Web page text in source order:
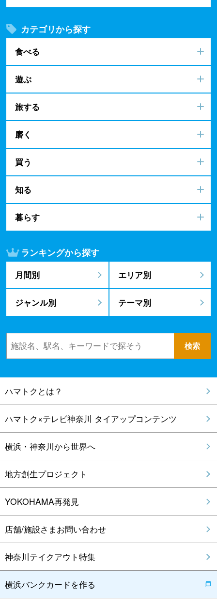
カテゴリから探す
食べる
遊ぶ
旅する
磨く
買う
知る
暮らす
ランキングから探す
月間別 エリア別
ジャンル別 テーマ別
ハマトクとは？
ハマトク×テレビ神奈川 タイアップコンテンツ
横浜・神奈川から世界へ
地方創生プロジェクト
YOKOHAMA再発見
店舗/施設さまお問い合わせ
神奈川テイクアウト特集
横浜バンクカードを作る